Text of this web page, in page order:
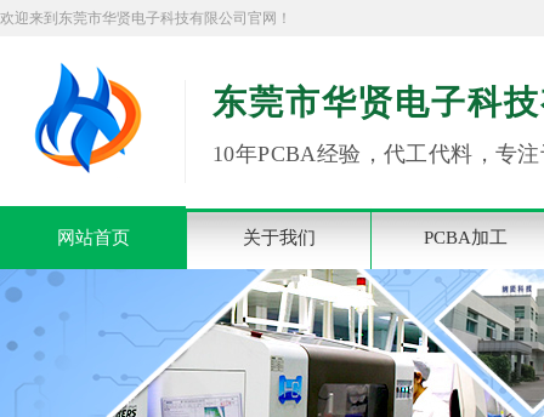
欢迎来到东莞市华贤电子科技有限公司官网！
东莞市华贤电子科
10年PCBA经验，代工代料，专
网站首页 关于我们 PCBA加工